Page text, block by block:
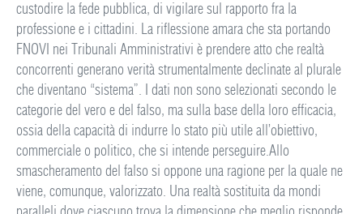
custodire la fede pubblica, di vigilare sul rapporto fra la
professione e i cittadini. La riflessione amara che sta portando
FNOVI nei Tribunali Amministrativi è prendere atto che realtà
concorrenti generano verità strumentalmente declinate al plurale
che diventano “sistema”. I dati non sono selezionati secondo le
categorie del vero e del falso, ma sulla base della loro efficacia,
ossia della capacità di indurre lo stato più utile all’obiettivo,
commerciale o politico, che si intende perseguire.Allo
smascheramento del falso si oppone una ragione per la quale ne
viene, comunque, valorizzato. Una realtà sostituita da mondi